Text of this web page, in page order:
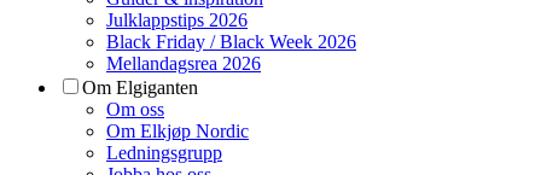
Julklappstips 2026
Black Friday / Black Week 2026
Mellandagsrea 2026
Om Elgiganten
Om oss
Om Elkjøp Nordic
Ledningsgrupp